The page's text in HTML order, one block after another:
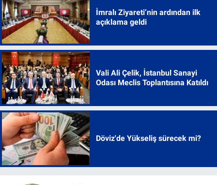
İmralı Ziyareti’nin ardından ilk
açıklama geldi
Vali Ali Çelik, İstanbul Sanayi
Odası Meclis Toplantısına Katıldı
Döviz'de Yükseliş sürecek mi?